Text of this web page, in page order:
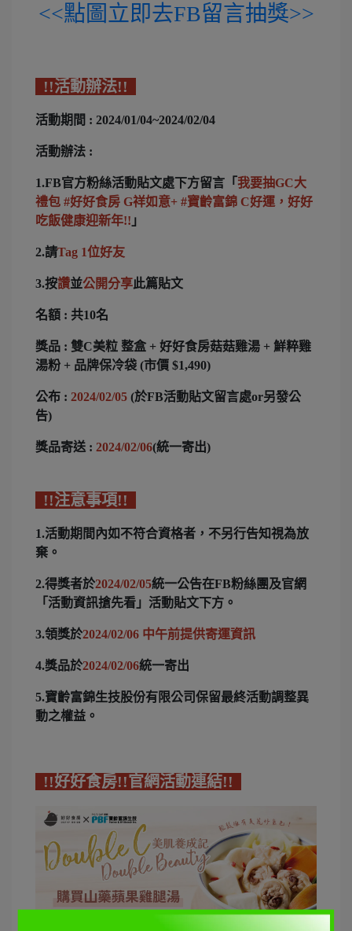
<<點圖立即去FB留言抽獎>>
!!活動辦法!!
活動期間 : 2024/01/04~2024/02/04
活動辦法 :
1.FB官方粉絲活動貼文處下方留言「 我要抽GC大
禮包 #好好食房 G祥如意+ #寶齡富錦 C好運，好好
吃飯健康迎新年!! 」
2.請Tag 1位好友
3.按讚並公開分享此篇貼文
名額 : 共10名
獎品 : 雙C美粒 整盒 + 好好食房菇菇雞湯 + 鮮粹雞
湯粉 + 品牌保冷袋 (市價 $1,490)
公布 : 2024/02/05 (於FB活動貼文留言處or另發公
告)
獎品寄送 : 2024/02/06(統一寄出)
!!注意事項!!
1.活動期間內如不符合資格者，不另行告知視為放
棄。
2.得獎者於2024/02/05統一公告在FB粉絲團及官網
「活動資訊搶先看」活動貼文下方。
3.領獎於2024/02/06 中午前提供寄運資訊
4.獎品於2024/02/06統一寄出
5.寶齡富錦生技股份有限公司保留最終活動調整異
動之權益。
!!好好食房!!官網活動連結!!